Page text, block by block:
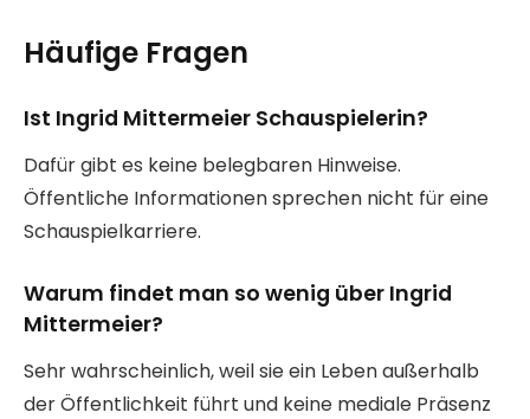
Häufige Fragen
Ist Ingrid Mittermeier Schauspielerin?
Dafür gibt es keine belegbaren Hinweise.
Öffentliche Informationen sprechen nicht für eine
Schauspielkarriere.
Warum findet man so wenig über Ingrid
Mittermeier?
Sehr wahrscheinlich, weil sie ein Leben außerhalb
der Öffentlichkeit führt und keine mediale Präsenz